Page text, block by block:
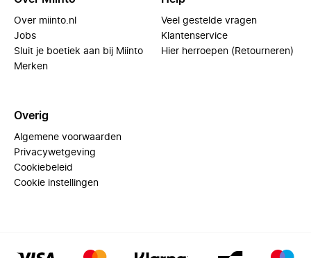
Over miinto.nl
Jobs
Sluit je boetiek aan bij Miinto
Merken
Veel gestelde vragen
Klantenservice
Hier herroepen (Retourneren)
Overig
Algemene voorwaarden
Privacywetgeving
Cookiebeleid
Cookie instellingen